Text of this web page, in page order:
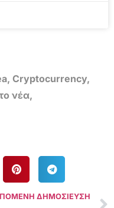
, Cryptocurrency,
νέα,
ΔΗΜΟΣΙΕΥΣΗ